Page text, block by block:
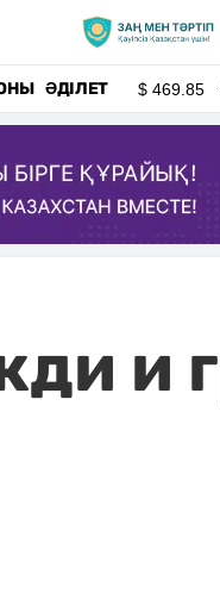
ӘДІЛЕТ $469.85
и